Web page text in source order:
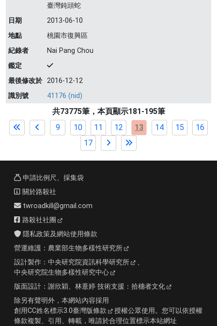
臺灣鈍頭蛇
日期
2013-06-10
地點
桃園市復興區
紀錄者
Nai Pang Chou
鑑定
最後修改於 2016-12-12
識別號
41176 (nid)
共73775筆，本頁顯示181-195筆
9
10 11 12 13 14 15
16
17
申請比例尺、採集袋
關於路殺社
twroadkill@gmail.com
路殺社社團
隱私政策及網站使用條款
營運維護： 農業部生物多樣性研究所
設計製作： 中央研究院資訊科學研究所
、
中央研究院生物多樣性研究中心
版面設計： 謝欣穎、林薏婷 技術支援： 拾穗者文化
除另有聲明外，本網站內容採用
創用CC姓名標示3.0臺灣版條款
授權公眾使用。您可以依授權
條款複製、引用、轉載，唯請於合理位置標示本站網址